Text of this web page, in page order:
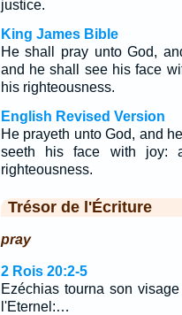
justice.
King James Bible
He shall pray unto God,
and he shall see his face
his righteousness.
English Revised Version
He prayeth unto God, and
seeth his face with joy:
righteousness.
Trésor de l'Écriture
pray
2 Rois 20:2-5
Ezéchias tourna son
l'Eternel:…